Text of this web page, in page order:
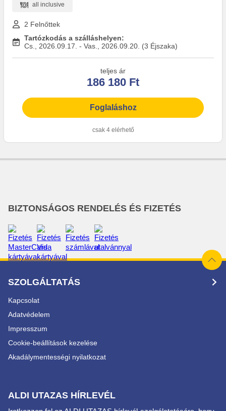
all inclusive
2 Felnőttek
Tartózkodás a szálláshelyen:
Cs., 2026.09.17. - Vas., 2026.09.20. (3 Éjszaka)
teljes ár
186 180 Ft
Foglaláshoz
csak 4 elérhető
BIZTONSÁGOS RENDELÉS ÉS FIZETÉS
SZOLGÁLTATÁS
Kapcsolat
Adatvédelem
Impresszum
Cookie-beállítások kezelése
Akadálymentességi nyilatkozat
ALDI UTAZAS HÍRLEVÉL